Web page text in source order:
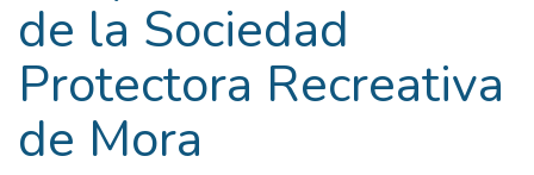
de la Sociedad
Protectora Recreativa
de Mora